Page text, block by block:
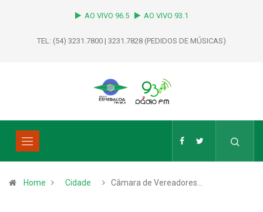
AO VIVO 96.5 AO VIVO 93.1
TEL: (54) 3231.7800 | 3231.7828 (PEDIDOS DE MÚSICAS)
Home Cidade Câmara de Vereadores…